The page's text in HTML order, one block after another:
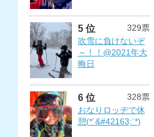
5 位
329票
吹雪に負けないぞ
～！！@2021年大
晦日
6 位
328票
おなりロッヂで休
憩(*´&#42163;`*)